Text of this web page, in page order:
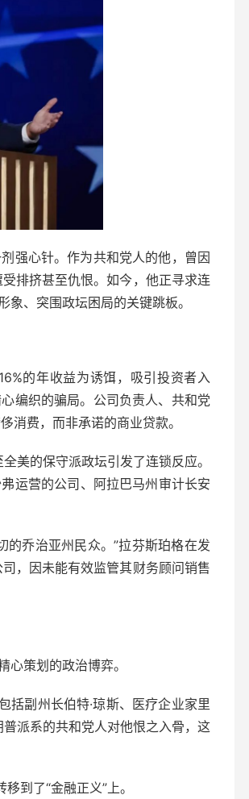
强心针。作为共和党人的他，曾因
排挤甚至仇恨。如今，他正寻求连
、突围政坛困局的关键跳板。
的年收益为诱饵，吸引投资者入
编织的骗局。公司负责人、共和党
消费，而非承诺的商业贷款。
美的保守派政坛引发了连锁反应。
运营的公司、阿拉巴马州审计长安
的乔治亚州民众。”拉芬斯珀格在发
，因未能有效监管其财务顾问销售
策划的政治博弈。
括副州长伯特·琼斯、医疗企业家里
派系的共和党人对他恨之入骨，这
到了“金融正义”上。